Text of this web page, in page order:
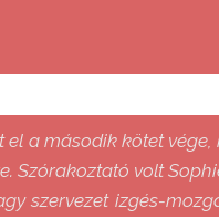
el a második kötet
Szórakoztató volt
szervezet izgés-